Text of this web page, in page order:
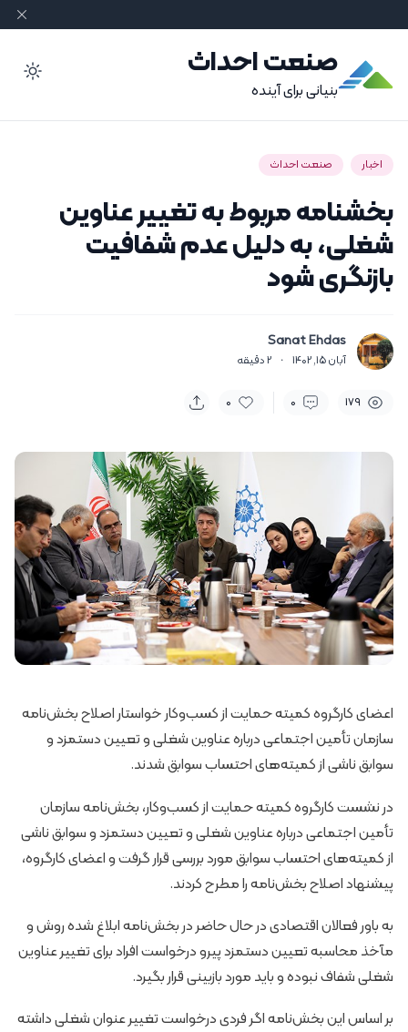
صنعت احداث
بنیانی برای آینده
اخبار صنعت احداث
بخشنامه مربوط به تغییر عناوین
شغلی، به دلیل عدم شفافیت
بازنگری شود
Sanat Ehdas
آبان 15, 1402 ·
2دقیقه
179
0
0
اعضای کارگروه کمیته حمایت از کسب‌وکار خواستار اصلاح بخش‌نامه
سازمان تأمین اجتماعی درباره عناوین شغلی و تعیین دستمزد و
سوابق ناشی از کمیته‌های احتساب سوابق شدند.
در نشست کارگروه کمیته حمایت از کسب‌وکار، بخش‌نامه سازمان
تأمین اجتماعی درباره عناوین شغلی و تعیین دستمزد و سوابق ناشی
از کمیته‌های احتساب سوابق مورد بررسی قرار گرفت و اعضای کارگروه،
پیشنهاد اصلاح بخش‌نامه را مطرح کردند.
به باور فعالان اقتصادی در حال حاضر در بخش‌نامه ابلاغ شده روش و
مآخذ محاسبه تعیین دستمزد پیرو درخواست افراد برای تغییر عناوین
شغلی شفاف نبوده و باید مورد بازبینی قرار بگیرد.
بر اساس این بخش‌نامه اگر فردی درخواست تغییر عنوان شغلی داشته